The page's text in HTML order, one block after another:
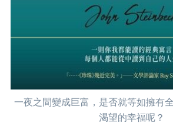
一夜之間變成巨富，是否就等如擁有
渴望的幸福呢？